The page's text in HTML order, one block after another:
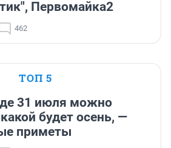
Первомайка2
462
ТОП 5
31 июля можно
будет осень, —
приметы